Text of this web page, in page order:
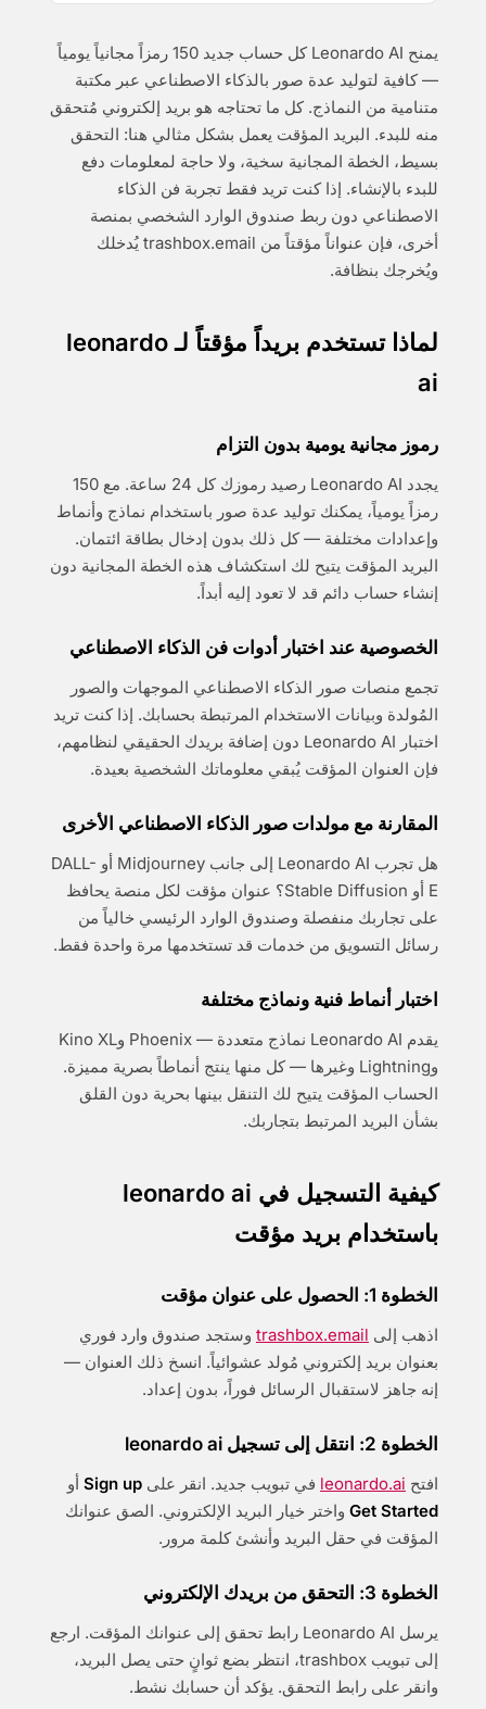
يمنح Leonardo AI كل حساب جديد 150 رمزاً مجانياً يومياً
— كافية لتوليد عدة صور بالذكاء الاصطناعي عبر مكتبة
متنامية من النماذج. كل ما تحتاجه هو بريد إلكتروني مُتحقق
منه للبدء. البريد المؤقت يعمل بشكل مثالي هنا: التحقق
بسيط، الخطة المجانية سخية، ولا حاجة لمعلومات دفع
للبدء بالإنشاء. إذا كنت تريد فقط تجربة فن الذكاء
الاصطناعي دون ربط صندوق الوارد الشخصي بمنصة
أخرى، فإن عنواناً مؤقتاً من trashbox.email يُدخلك
ويُخرجك بنظافة.
لماذا تستخدم بريداً مؤقتاً لـ leonardo
ai
رموز مجانية يومية بدون التزام
يجدد Leonardo AI رصيد رموزك كل 24 ساعة. مع 150
رمزاً يومياً، يمكنك توليد عدة صور باستخدام نماذج وأنماط
وإعدادات مختلفة — كل ذلك بدون إدخال بطاقة ائتمان.
البريد المؤقت يتيح لك استكشاف هذه الخطة المجانية دون
إنشاء حساب دائم قد لا تعود إليه أبداً.
الخصوصية عند اختبار أدوات فن الذكاء الاصطناعي
تجمع منصات صور الذكاء الاصطناعي الموجهات والصور
المُولدة وبيانات الاستخدام المرتبطة بحسابك. إذا كنت تريد
اختبار Leonardo AI دون إضافة بريدك الحقيقي لنظامهم،
فإن العنوان المؤقت يُبقي معلوماتك الشخصية بعيدة.
المقارنة مع مولدات صور الذكاء الاصطناعي الأخرى
هل تجرب Leonardo AI إلى جانب Midjourney أو DALL-
E أو Stable Diffusion؟ عنوان مؤقت لكل منصة يحافظ
على تجاربك منفصلة وصندوق الوارد الرئيسي خالياً من
رسائل التسويق من خدمات قد تستخدمها مرة واحدة فقط.
اختبار أنماط فنية ونماذج مختلفة
يقدم Leonardo AI نماذج متعددة — Phoenix وKino XL
وLightning وغيرها — كل منها ينتج أنماطاً بصرية مميزة.
الحساب المؤقت يتيح لك التنقل بينها بحرية دون القلق
بشأن البريد المرتبط بتجاربك.
كيفية التسجيل في leonardo ai
باستخدام بريد مؤقت
الخطوة 1: الحصول على عنوان مؤقت
اذهب إلى trashbox.email وستجد صندوق وارد فوري
بعنوان بريد إلكتروني مُولد عشوائياً. انسخ ذلك العنوان —
إنه جاهز لاستقبال الرسائل فوراً، بدون إعداد.
الخطوة 2: انتقل إلى تسجيل leonardo ai
افتح leonardo.ai في تبويب جديد. انقر على Sign up أو
Get Started واختر خيار البريد الإلكتروني. الصق عنوانك
المؤقت في حقل البريد وأنشئ كلمة مرور.
الخطوة 3: التحقق من بريدك الإلكتروني
يرسل Leonardo AI رابط تحقق إلى عنوانك المؤقت. ارجع
إلى تبويب trashbox، انتظر بضع ثوانٍ حتى يصل البريد،
وانقر على رابط التحقق. يؤكد أن حسابك نشط.